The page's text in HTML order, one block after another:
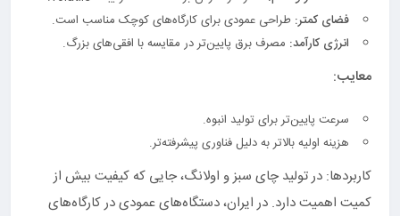
فضای کمتر: طراحی عمودی برای کارگاه‌های کوچک مناسب است.
انرژی کارآمد: مصرف برق پایین‌تر در مقایسه با افقی‌های بزرگ.
معایب:
سرعت پایین‌تر برای تولید انبوه.
هزینه اولیه بالاتر به دلیل فناوری پیشرفته‌تر.
کاربردها: در تولید چای سبز و اولانگ، جایی که کیفیت بیش از
کمیت اهمیت دارد. در ایران، دستگاه‌های عمودی در کارگاه‌های